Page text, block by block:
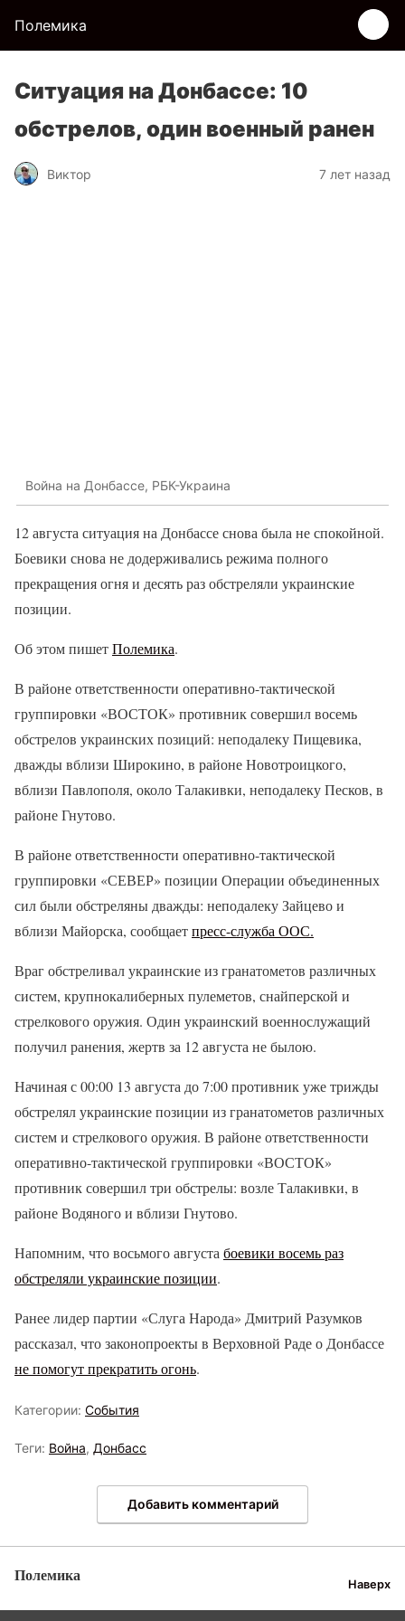
Полемика
Ситуация на Донбассе: 10
обстрелов, один военный ранен
Виктор 7 лет назад
Война на Донбассе, РБК-Украина
12 августа ситуация на Донбассе снова была не спокойной.
Боевики снова не додерживались режима полного
прекращения огня и десять раз обстреляли украинские
позиции.
Об этом пишетПолемика.
В районе ответственности оперативно-тактической
группировки «ВОСТОК» противник совершил восемь
обстрелов украинских позиций: неподалеку Пищевика,
дважды вблизи Широкино, в районе Новотроицкого,
вблизи Павлополя, около Талакивки, неподалеку Песков, в
районе Гнутово.
В районе ответственности оперативно-тактической
группировки «СЕВЕР» позиции Операции объединенных
сил были обстреляны дважды: неподалеку Зайцево и
вблизи Майорска, сообщаетпресс-служба ООС.
Враг обстреливал украинские из гранатометов различных
систем, крупнокалиберных пулеметов, снайперской и
стрелкового оружия. Один украинский военнослужащий
получил ранения, жертв за 12 августа не былою.
Начиная с 00:00 13 августа до 7:00 противник уже трижды
обстрелял украинские позиции из гранатометов различных
систем и стрелкового оружия. В районе ответственности
оперативно-тактической группировки «ВОСТОК»
противник совершил три обстрелы: возле Талакивки, в
районе Водяного и вблизи Гнутово.
Напомним, что восьмого августа боевики восемь раз
обстреляли украинские позиции.
Ранее лидер партии «Слуга Народа» Дмитрий Разумков
рассказал, что законопроекты в Верховной Раде о Донбассе
не помогут прекратить огонь.
Категории: События
Теги: Война, Донбасс
Добавить комментарий
Полемика Наверх